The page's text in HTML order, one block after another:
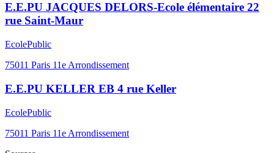
E.E.PU JACQUES DELORS-Ecole élémentaire 22
rue Saint-Maur
EcolePublic
75011 Paris 11e Arrondissement
E.E.PU KELLER EB 4 rue Keller
EcolePublic
75011 Paris 11e Arrondissement